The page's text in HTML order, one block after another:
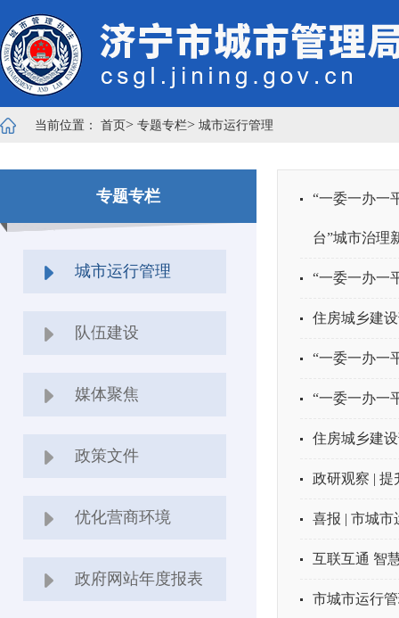
当前位置： 首页> 专题专栏> 城市运行管理
专题专栏
城市运行管理
队伍建设
媒体聚焦
政策文件
优化营商环境
政府网站年度报表
“一委一办一
台”城市治理
“一委一办一
住房城乡建
“一委一办一
“一委一办一
住房城乡建
政研观察 |
喜报 | 市城市
互联互通 智
市城市运行